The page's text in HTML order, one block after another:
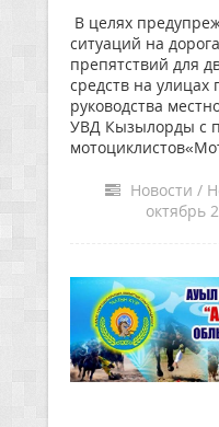
В целях
ситуаций на
препятствий для
средств на улицах
руководства
УВД Кызылорды с
Новости /
октябрь